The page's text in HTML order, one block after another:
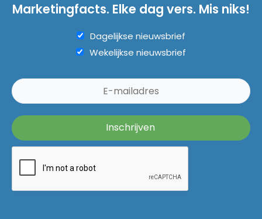
Marketingfacts. Elke dag vers. Mis niks!
Dagelijkse nieuwsbrief
Wekelijkse nieuwsbrief